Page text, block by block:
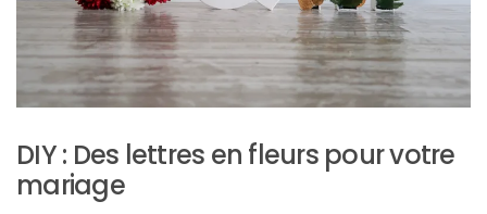
cuir
au
luxe
discret
06/06/2026
DIY : Des lettres en fleurs pour votre
mariage